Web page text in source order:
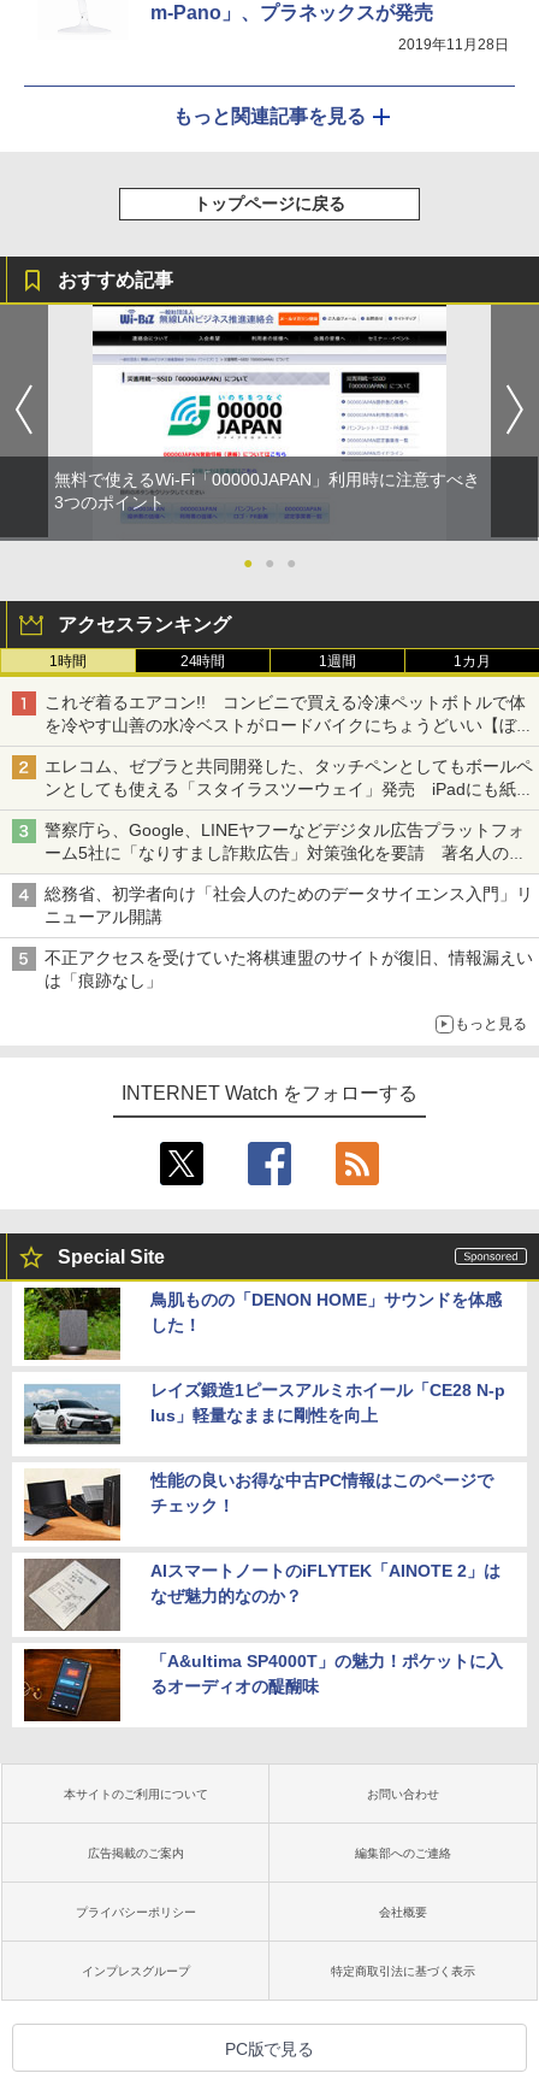
m-Pano」、プラネックスが発売
2019年11月28日
もっと関連記事を見る
トップページに戻る
おすすめ記事
無料で使えるWi-Fi「00000JAPAN」利用時に注意すべき
3つのポイント
● ● ●
アクセスランキング
1時間 24時間 1週間 1カ月
これぞ着るエアコン!! コンビニで買える冷凍ペットボトルで体
を冷やす山善の水冷ベストがロードバイクにちょうどいい【ぼっ
ち・ざ・ろーど！その14】【空いた時間でなにしてる？】
エレコム、ゼブラと共同開発した、タッチペンとしてもボールペ
ンとしても使える「スタイラスツーウェイ」発売 iPadにも紙に
も、持ち替えずに書き込める
警察庁ら、Google、LINEヤフーなどデジタル広告プラットフォ
ーム5社に「なりすまし詐欺広告」対策強化を要請 著名人の写
真や映像を使った投資詐欺などへの対策として
総務省、初学者向け「社会人のためのデータサイエンス入門」リ
ニューアル開講
不正アクセスを受けていた将棋連盟のサイトが復旧、情報漏えい
は「痕跡なし」
もっと見る
INTERNET Watch をフォローする
Special Site
鳥肌ものの「DENON HOME」サウンドを体感
した！
レイズ鍛造1ピースアルミホイール「CE28 N-p
lus」軽量なままに剛性を向上
性能の良いお得な中古PC情報はこのページで
チェック！
AIスマートノートのiFLYTEK「AINOTE 2」は
なぜ魅力的なのか？
「A&ultima SP4000T」の魅力！ポケットに入
るオーディオの醍醐味
本サイトのご利用について お問い合わせ
広告掲載のご案内 編集部へのご連絡
プライバシーポリシー 会社概要
インプレスグループ 特定商取引法に基づく表示
PC版で見る